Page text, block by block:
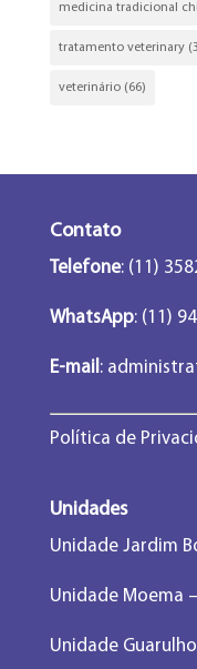
medicina tradicional
tratamento veterinary
veterinário(66)
Contato
Telefone: (11)
WhatsApp: (11)
E-mail :
Política de
Unidades
Unidade Jardim
Unidade Moema –
Unidade